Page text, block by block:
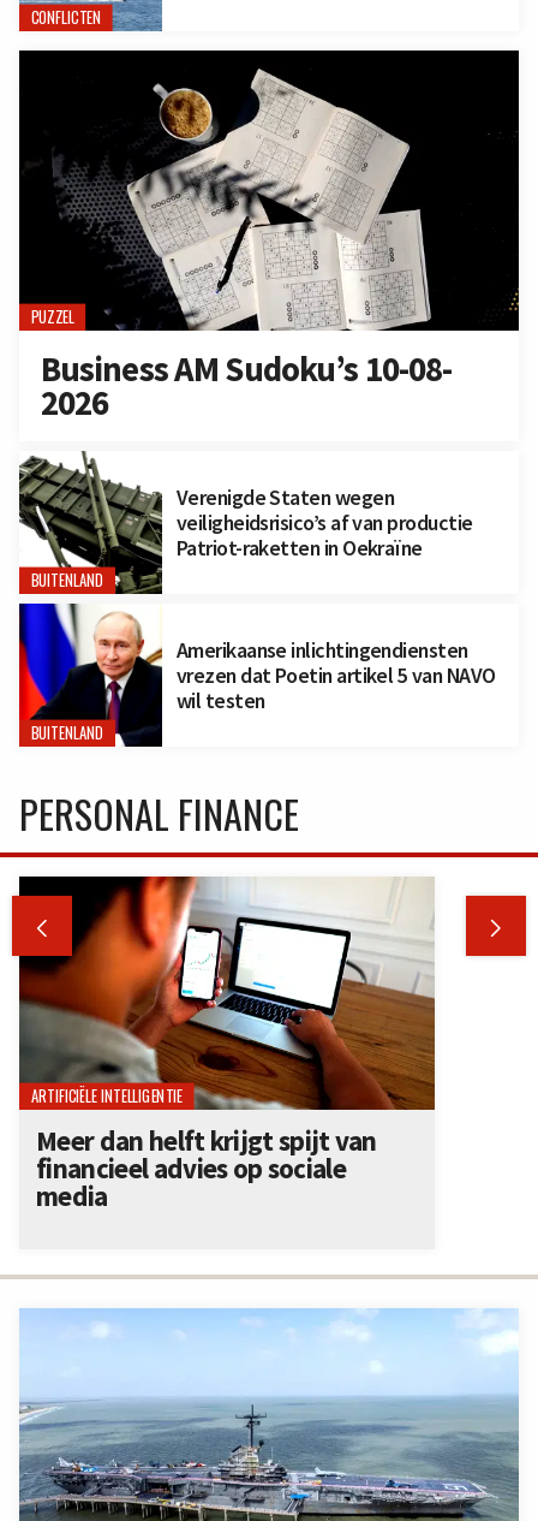
CONFLICTEN
PUZZEL
Business AM Sudoku’s 10-08-
2026
BUITENLAND
Verenigde Staten wegen
veiligheidsrisico’s af van productie
Patriot-raketten in Oekraïne
BUITENLAND
Amerikaanse inlichtingendiensten
vrezen dat Poetin artikel 5 van NAVO
wil testen
PERSONAL FINANCE
 
ARTIFICIËLE INTELLIGENTIE
Meer dan helft krijgt spijt van
financieel advies op sociale
media